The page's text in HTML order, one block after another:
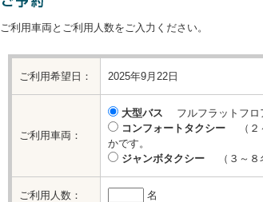
ご利用車両とご利用人数をご入力ください。
ご利用希望日： 2025年9月22日
ご利用車両：
大型バス フルフラットフロ
コンフォートタクシー（２～
かです。
ジャンボタクシー（３～８名
ご利用人数： 名